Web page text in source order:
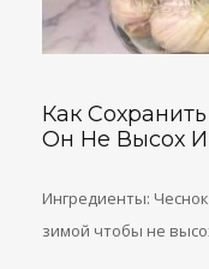
Как
Он Не Высох
Ингредиенты:
зимой чтобы не